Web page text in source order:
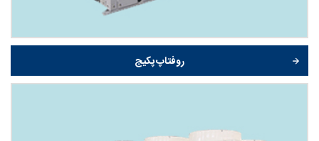
روفتاپ پکیج